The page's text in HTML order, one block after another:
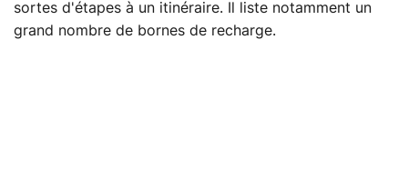
sortes d'étapes à un itinéraire. Il liste notamment un
grand nombre de bornes de recharge.